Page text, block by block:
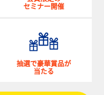
セミナー開催
抽選で豪華賞品が
当たる